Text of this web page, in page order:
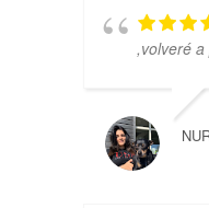
,volveré